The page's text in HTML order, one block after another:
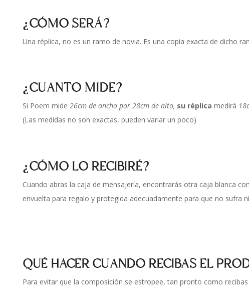
¿CÓMO SERÁ?
Una réplica, no es un ramo de novia. Es una copia exacta de dicho
¿CUANTO MIDE?
Si Poem mide 26cm de ancho por 28cm de alto, su réplica medirá
(Las medidas no son exactas, pueden variar un poco)
¿CÓMO LO RECIBIRÉ?
Cuando abras la caja de mensajería, encontrarás otra caja blanca
envuelta para regalo y protegida adecuadamente para que no sufra
QUÉ HACER CUANDO RECIBAS EL
Para evitar que la composición se estropee, tan pronto como